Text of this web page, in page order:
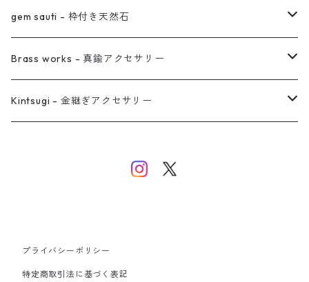
真鍮イヤーカフ
ピアス
イヤーカフ
バングル
リング
ネックレス
イヤーカフ
ピアス
リング
ネックレス
gem sauti - 枠付き天然石
ピアス
ネックレス
Brass works - 真鍮アクセサリー
リング
バングル
Kintsugi - 金継ぎアクセサリー
プライバシーポリシー
特定商取引法に基づく表記